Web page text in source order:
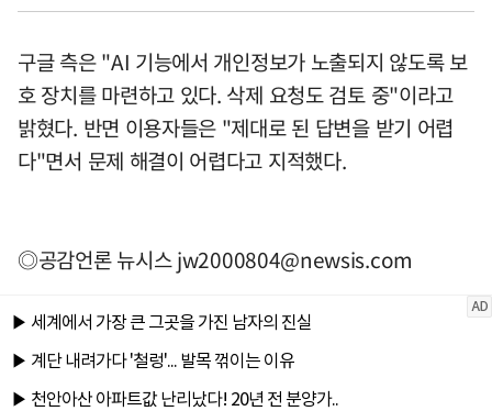
구글 측은 "AI 기능에서 개인정보가 노출되지 않도록 보
호 장치를 마련하고 있다. 삭제 요청도 검토 중"이라고
밝혔다. 반면 이용자들은 "제대로 된 답변을 받기 어렵
다"면서 문제 해결이 어렵다고 지적했다.
◎공감언론 뉴시스jw2000804@newsis.com